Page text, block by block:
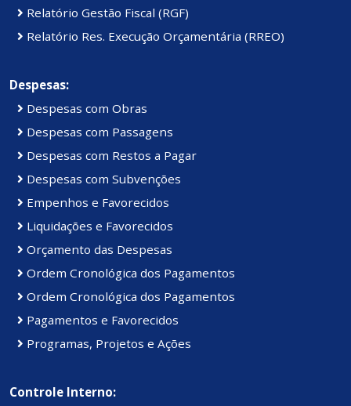
Relatório Gestão Fiscal (RGF)
Relatório Res. Execução Orçamentária (RREO)
Despesas:
Despesas com Obras
Despesas com Passagens
Despesas com Restos a Pagar
Despesas com Subvenções
Empenhos e Favorecidos
Liquidações e Favorecidos
Orçamento das Despesas
Ordem Cronológica dos Pagamentos
Ordem Cronológica dos Pagamentos
Pagamentos e Favorecidos
Programas, Projetos e Ações
Controle Interno: